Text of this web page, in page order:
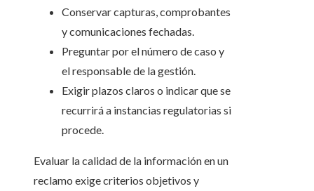
Conservar capturas, comprobantes
y comunicaciones fechadas.
Preguntar por el número de caso y
el responsable de la gestión.
Exigir plazos claros o indicar que se
recurrirá a instancias regulatorias si
procede.
Evaluar la calidad de la información en un
reclamo exige criterios objetivos y